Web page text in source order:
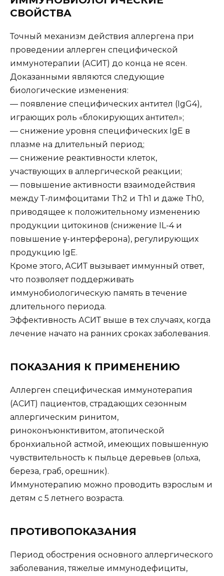
СВОЙСТВА
Точный механизм действия аллергена при
проведении аллерген специфической
иммунотерапии (АСИТ) до конца не ясен.
Доказанными являются следующие
биологические изменения:
— появление специфических антител (IgG4),
играющих роль «блокирующих антител»;
— снижение уровня специфических IgE в
плазме на длительный период;
— снижение реактивности клеток,
участвующих в аллергической реакции;
— повышение активности взаимодействия
между Т-лимфоцитами Th2 и Th1 и даже Th0,
приводящее к положительному изменению
продукции цитокинов (снижение IL-4 и
повышение γ-интерферона), регулирующих
продукцию IgE.
Кроме этого, АСИТ вызывает иммунный ответ,
что позволяет поддерживать
иммунобиологическую память в течение
длительного периода.
Эффективность АСИТ выше в тех случаях, когда
лечение начато на ранних сроках заболевания.
ПОКАЗАНИЯ К ПРИМЕНЕНИЮ
Аллерген специфическая иммунотерапия
(АСИТ) пациентов, страдающих сезонным
аллергическим ринитом,
риноконъюнктивитом, атопической
бронхиальной астмой, имеющих повышенную
чувствительность к пыльце деревьев (ольха,
береза, граб, орешник).
Иммунотерапию можно проводить взрослым и
детям с 5 летнего возраста.
ПРОТИВОПОКАЗАНИЯ
Период обострения основного аллергического
заболевания, тяжелые иммунодефициты,